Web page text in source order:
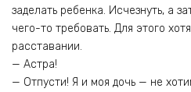
заделать ребенка. Исчезнуть, а
чего-то требовать. Для этого
расставании.
— Астра!
— Отпусти! Я и моя дочь — не